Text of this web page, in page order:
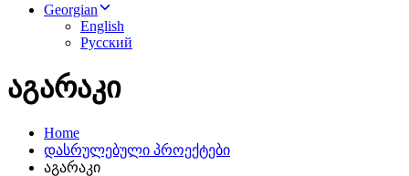
Georgian
English
Русский
აგარაკი
Home
დასრულებული პროექტები
აგარაკი